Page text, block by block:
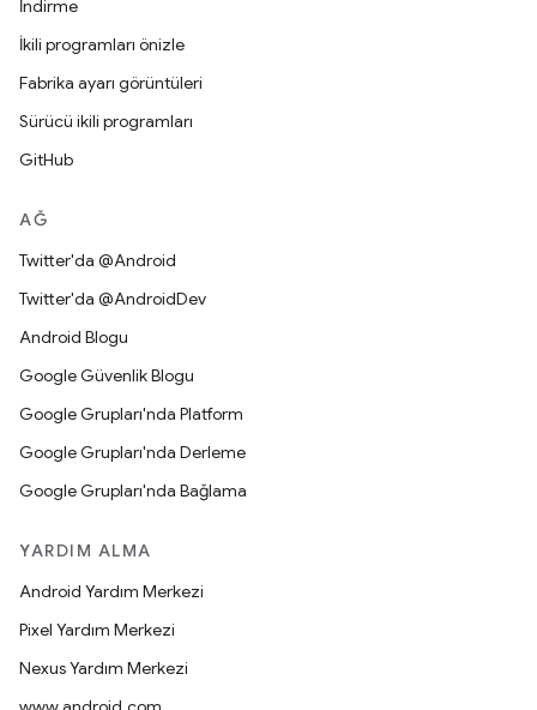
İndirme
İkili programları önizle
Fabrika ayarı görüntüleri
Sürücü ikili programları
GitHub
AĞ
Twitter'da @Android
Twitter'da @AndroidDev
Android Blogu
Google Güvenlik Blogu
Google Grupları'nda Platform
Google Grupları'nda Derleme
Google Grupları'nda Bağlama
YARDIM ALMA
Android Yardım Merkezi
Pixel Yardım Merkezi
Nexus Yardım Merkezi